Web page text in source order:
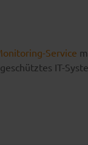
Service
IT-